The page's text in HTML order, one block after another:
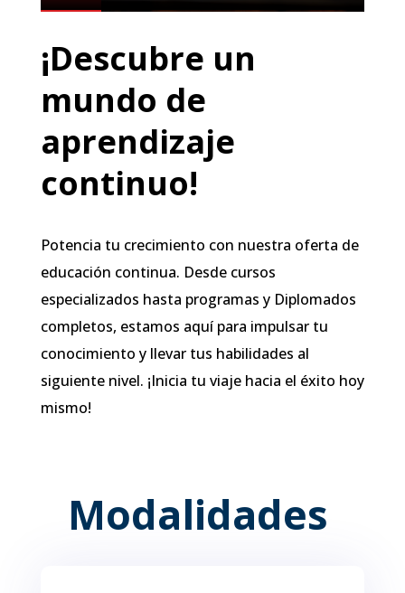
¡Descubre un
mundo de
aprendizaje
continuo!
Potencia tu crecimiento con nuestra oferta de
educación continua. Desde cursos
especializados hasta programas y Diplomados
completos, estamos aquí para impulsar tu
conocimiento y llevar tus habilidades al
siguiente nivel. ¡Inicia tu viaje hacia el éxito hoy
mismo!
Modalidades